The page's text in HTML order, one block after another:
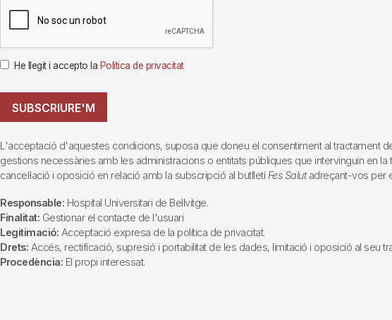
He llegit i accepto la Política de privacitat
SUBSCRIURE'M
L'acceptació d'aquestes condicions, suposa que doneu el consentiment al tractament
gestions necessàries amb les administracions o entitats públiques que intervinguin en
cancel·lació i oposició en relació amb la subscripció al butlletí Fes Salutadreçant-vos per
Responsable: Hospital Universitari de Bellvitge.
Finalitat: Gestionar el contacte de l'usuari
Legitimació: Acceptació expresa de la política de privacitat.
Drets: Accés, rectificació, supresió i portabilitat de les dades, limitació i oposició al seu
Procedència: El propi interessat.